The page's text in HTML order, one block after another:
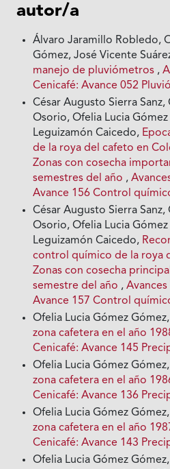
autor/a
Álvaro Jaramillo Robledo,
Gómez, José Vicente
manejo de pluviómetros ,
Cenicafé: Avance 052
César Augusto Sierra
Osorio, Ofelia Lucia
Leguizamón Caicedo,
de la roya del cafeto en
Zonas con cosecha
semestres del año ,
Avance 156 Control
César Augusto Sierra
Osorio, Ofelia Lucia
Leguizamón Caicedo,
control químico de la roya
Zonas con cosecha
semestre del año ,Avances
Avance 157 Control
Ofelia Lucia Gómez Gómez,
zona cafetera en el año
Cenicafé: Avance 145
Ofelia Lucia Gómez Gómez,
zona cafetera en el año
Cenicafé: Avance 136
Ofelia Lucia Gómez Gómez,
zona cafetera en el año
Cenicafé: Avance 143
Ofelia Lucia Gómez Gómez,